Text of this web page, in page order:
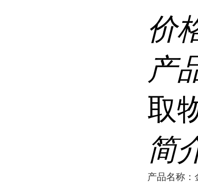
价
产
取
简
产品名称：